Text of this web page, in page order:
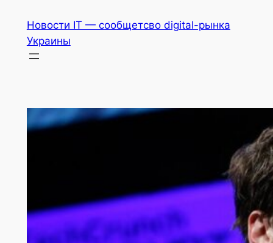
содержимому
Новости IT — сообщетсво digital-рынка
Украины